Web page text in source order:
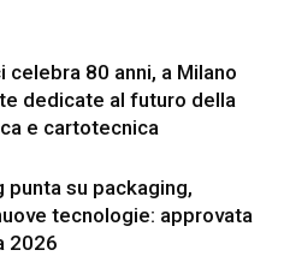
celebra 80 anni, a Milano
dedicate al futuro della
e cartotecnica
punta su packaging,
tecnologie: approvata
2026